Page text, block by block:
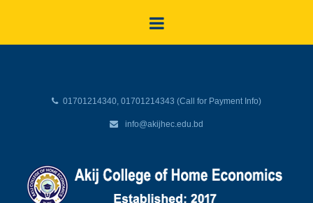
01701214340, 01701214343 (Call for Payment Info)
info@akijhec.edu.bd